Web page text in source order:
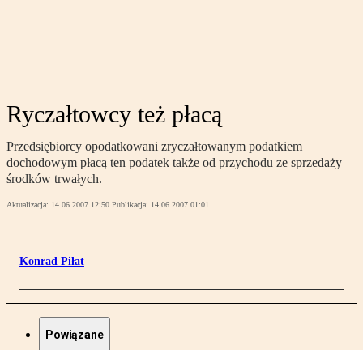
Ryczałtowcy też płacą
Przedsiębiorcy opodatkowani zryczałtowanym podatkiem
dochodowym płacą ten podatek także od przychodu ze sprzedaży
środków trwałych.
Aktualizacja: 14.06.2007 12:50 Publikacja: 14.06.2007 01:01
Konrad Piłat
Powiązane